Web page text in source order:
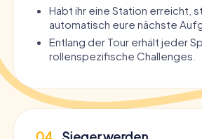
Habt ihr eine Station erreicht,
automatisch eure nächste
Entlang der Tour erhält jeder
rollenspezifische Challenges.